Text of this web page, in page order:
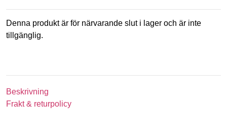
Denna produkt är för närvarande slut i lager och är inte
tillgänglig.
Beskrivning
Frakt & returpolicy